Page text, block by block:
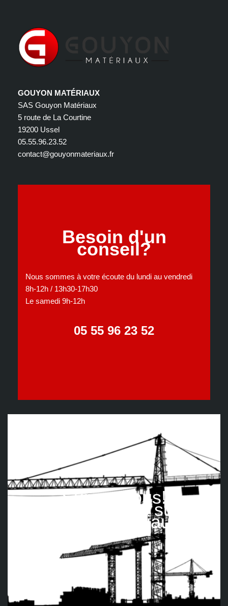
GOUYON MATÉRIAUX
SAS Gouyon Matériaux
5 route de La Courtine
19200 Ussel
05.55.96.23.52
contact@gouyonmateriaux.fr
Besoin d'un
conseil?
Nous sommes à votre écoute du lundi au vendredi
8h-12h / 13h30-17h30
Le samedi 9h-12h
05 55 96 23 52
Suivez nous!
Retrouvez-nous sur les
réseaux sociaux